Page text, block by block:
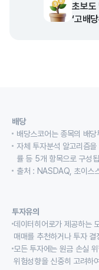
초보도
‘고배
배당
배당스코어는 종목의 배
자체 투자분석 알고리즘
률 등 5개 항목으로 구성
출처 : NASDAQ, 초이스
투자유의
데이터히어로가 제공하는
매매를 추천하거나 투자
모든 투자에는 원금 손실
위험성향을 신중히 고려하